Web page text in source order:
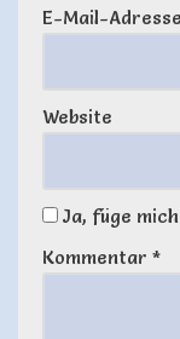
E-Mail-Adresse
Website
Ja, füge
Kommentar *